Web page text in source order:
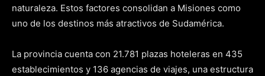
naturaleza. Estos factores consolidan a Misiones como
uno de los destinos más atractivos de Sudamérica.
La provincia cuenta con 21.781 plazas hoteleras en 435
establecimientos y 136 agencias de viajes, una estructura